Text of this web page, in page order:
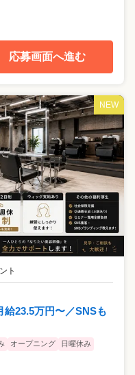
応募画面へ進む
NEW
ト
給23.5万円〜／SNSも
オープニング 日曜休み